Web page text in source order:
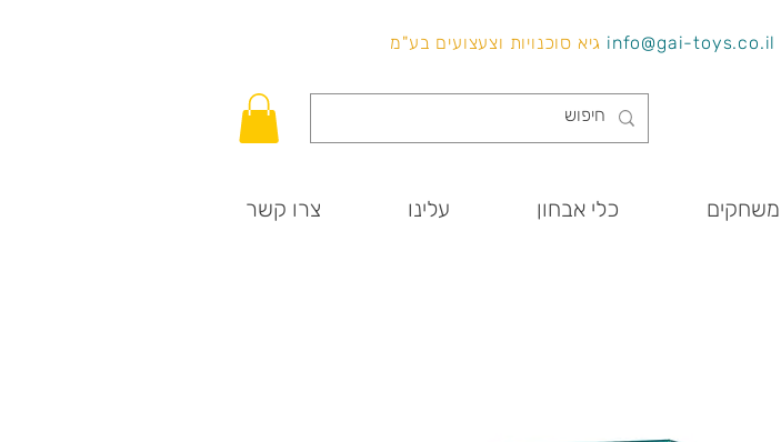
info@gai-toys.co.il גיא סוכנויות וצעצועים בע"מ
משחקים כלי אבחון עלינו צרו קשר